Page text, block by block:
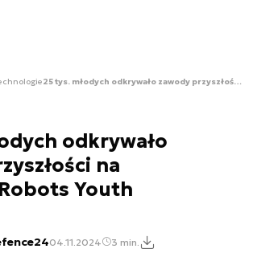
25 tys. młodych odkrywało zawody przyszłości na Masters&Robots Youth
odkrywało
na
Youth
04.11.2024 3 min.